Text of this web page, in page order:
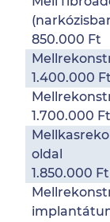
850.000 Ft
1.400.000 Ft
1.700.000 Ft
oldal
1.850.000 Ft